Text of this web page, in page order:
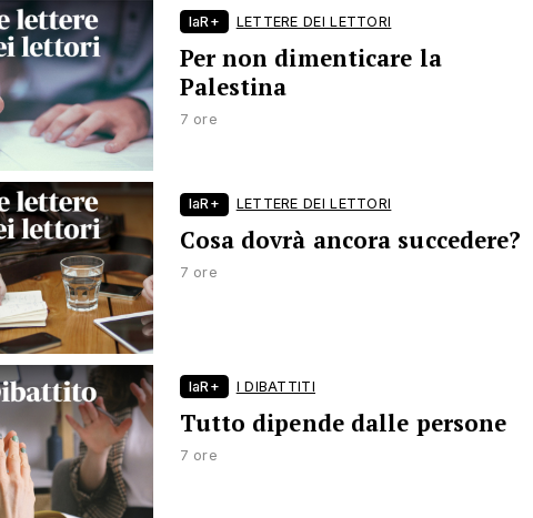
laR+ LETTERE DEI LETTORI
Per non dimenticare la
Palestina
7 ore
laR+ LETTERE DEI LETTORI
Cosa dovrà ancora succedere?
7 ore
laR+ I DIBATTITI
Tutto dipende dalle persone
7 ore